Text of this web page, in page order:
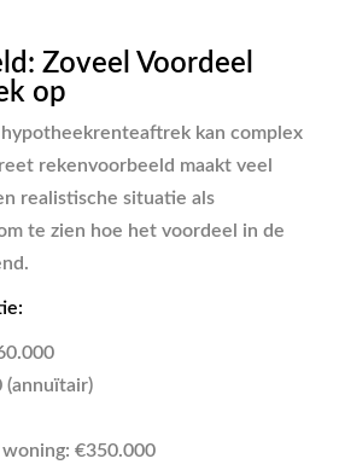
Zoveel Voordeel
op
kan complex
rekenvoorbeeld maakt veel
realistische situatie als
te zien hoe het voordeel in de
(annuïtair)
€350.000